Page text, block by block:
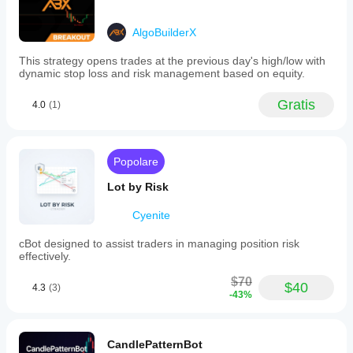
AlgoBuilderX
This strategy opens trades at the previous day's high/low with
dynamic stop loss and risk management based on equity.
4.0 (1) Gratis
Popolare
Lot by Risk
Cyenite
cBot designed to assist traders in managing position risk
effectively.
4.3 (3) $70
-43% $40
CandlePatternBot